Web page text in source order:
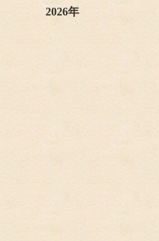
2026年